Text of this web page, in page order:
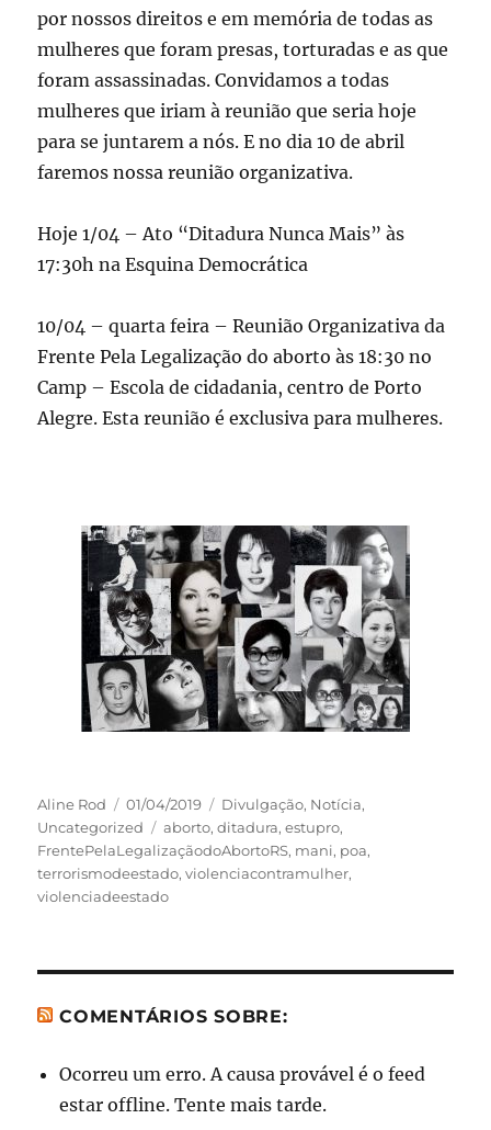
por nossos direitos e em memória de todas as
mulheres que foram presas, torturadas e as que
foram assassinadas. Convidamos a todas
mulheres que iriam à reunião que seria hoje
para se juntarem a nós. E no dia 10 de abril
faremos nossa reunião organizativa.
Hoje 1/04 – Ato “Ditadura Nunca Mais” às
17:30h na Esquina Democrática
10/04 – quarta feira – Reunião Organizativa da
Frente Pela Legalização do aborto às 18:30 no
Camp – Escola de cidadania, centro de Porto
Alegre. Esta reunião é exclusiva para mulheres.
Autor
Aline Rod
Publicado
em
01/04/2019 Categorias
Divulgação, Notícia,
Uncategorized
Tags
aborto,ditadura,estupro,
FrentePelaLegalizaçãodoAbortoRS, mani, poa,
terrorismodeestado,violenciacontramulher,
violenciadeestado
COMENTÁRIOS SOBRE:
Ocorreu um erro. A causa provável é o feed
estar offline. Tente mais tarde.